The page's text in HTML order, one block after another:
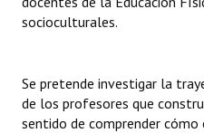
Antiguos Pobladores -
Bariloche, Municipio
Entrega de distinciones
socioculturales.
Se pretende investigar la
de los profesores que
sentido de comprender